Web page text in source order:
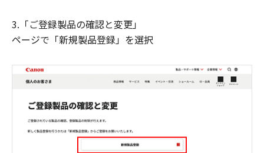
3.「ご登録製品の確認と変更」
ページで「新規製品登録」を選択